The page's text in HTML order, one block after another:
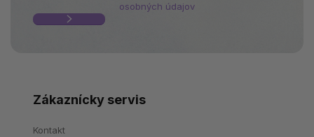
osobných údajov
Zákaznícky servis
Kontakt